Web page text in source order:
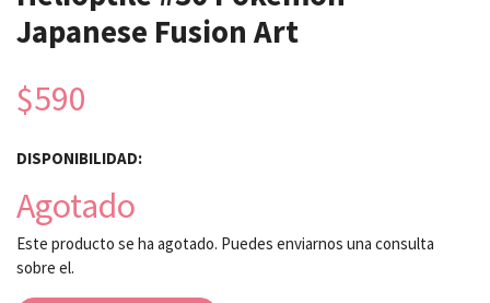
Japanese Fusion Art
$590
DISPONIBILIDAD:
Agotado
Este producto se ha agotado. Puedes enviarnos una consulta
sobre el.